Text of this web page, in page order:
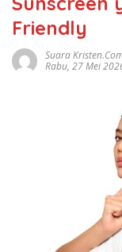
Friendly
Suara
Rabu, 27 Mei